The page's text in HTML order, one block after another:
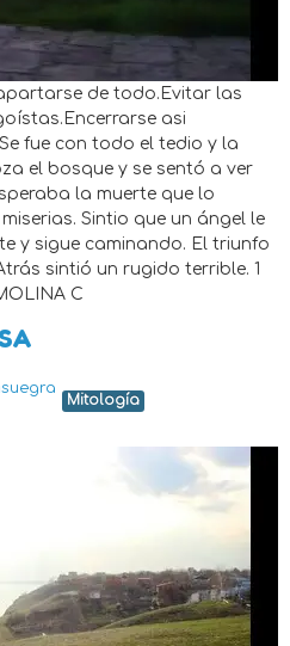
de todo.Evitar las
asi
fue con todo el tedio y la
el bosque y se sentó a ver
la muerte que lo
Sintio que un ángel le
y sigue caminando. El triunfo
sintió un rugido terrible. 1
C
Mitología